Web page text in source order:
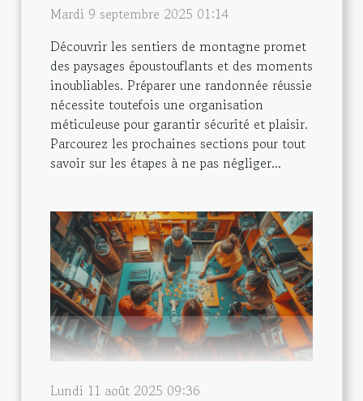
Mardi 9 septembre 2025 01:14
Découvrir les sentiers de montagne promet
des paysages époustouflants et des moments
inoubliables. Préparer une randonnée réussie
nécessite toutefois une organisation
méticuleuse pour garantir sécurité et plaisir.
Parcourez les prochaines sections pour tout
savoir sur les étapes à ne pas négliger...
Lundi 11 août 2025 09:36